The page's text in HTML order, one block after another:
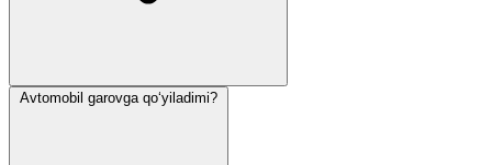
Avtomobil garovga qo‘yiladimi?